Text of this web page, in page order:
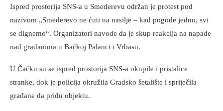
Ispred prostorija SNS-a u Smederevu održan je protest pod
nazivom „Smederevo ne ćuti na nasilje – kad pogode jedno, svi
se dignemo“. Organizatori navode da je skup reakcija na napade
nad građanima u Bačkoj Palanci i Vrbasu.
U Čačku su se ispred prostorija SNS-a okupile i pristalice
stranke, dok je policija okružila Gradsko šetalište i spriječila
građane da priđu objektu.